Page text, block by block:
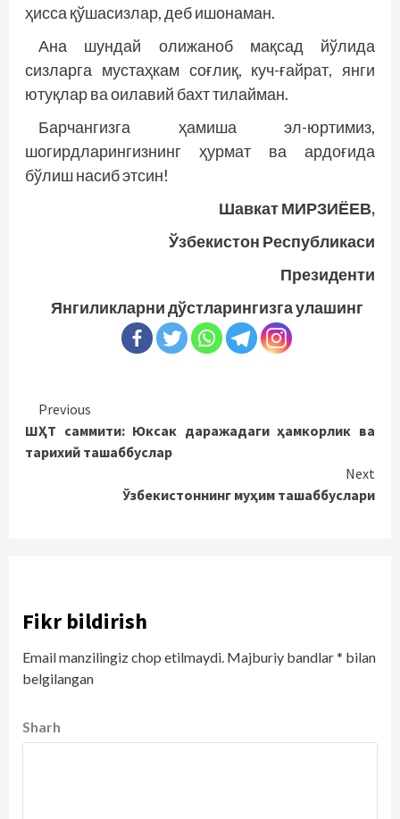
ҳисса қўшасизлар, деб ишонаман.
Ана шундай олижаноб мақсад йўлида
сизларга мустаҳкам соғлиқ, куч-ғайрат, янги
ютуқлар ва оилавий бахт тилайман.
Барчангизга ҳамиша эл-юртимиз,
шогирдларингизнинг ҳурмат ва ардоғида
бўлиш насиб этсин!
Шавкат МИРЗИЁЕВ,
Ўзбекистон Республикаси
Президенти
Янгиликларни дўстларингизга улашинг
Continue
Reading
Previous
ШҲТ саммити: Юксак даражадаги ҳамкорлик ва
тарихий ташаббуслар
Next
Ўзбекистоннинг муҳим ташаббуслари
Fikr bildirish
Email manzilingiz chop etilmaydi. Majburiy bandlar* bilan
belgilangan
Sharh